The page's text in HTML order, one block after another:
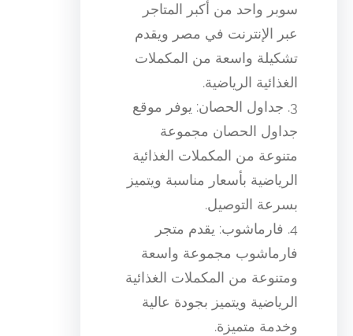
سوبر واحد من أكبر المتاجر
عبر الإنترنت في مصر ويقدم
تشكيلة واسعة من المكملات
الغذائية الرياضية.
3. جداول الحصان: يوفر موقع
جداول الحصان مجموعة
متنوعة من المكملات الغذائية
الرياضية بأسعار مناسبة ويتميز
بسرعة التوصيل.
4. فارماشوب: يقدم متجر
فارماشوب مجموعة واسعة
ومتنوعة من المكملات الغذائية
الرياضية ويتميز بجودة عالية
وخدمة متميزة.